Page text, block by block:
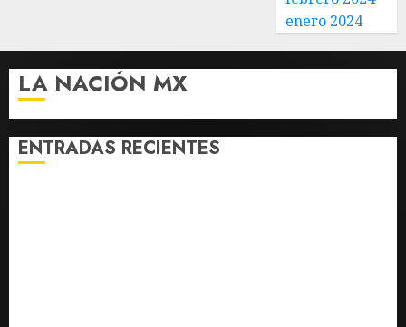
enero 2024
LA NACIÓN MX
ENTRADAS RECIENTES